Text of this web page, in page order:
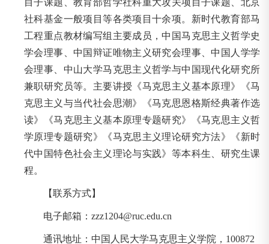
目子课题、教育部哲学社科重大攻关项目子课题、北京
社科基金一般项目等各类项目十余项。新时代教育部马
工程重点教材编写组主要成员，中国马克思主义哲学史
学会理事、中国辩证唯物主义研究会理事、中国人学学
会理事、中山大学马克思主义哲学与中国现代化研究所
兼职研究员等。主要讲授《马克思主义基本原理》《马
克思主义与当代社会思潮》《马克思恩格斯经典著作选
读》《马克思主义基本原理专题研究》《马克思主义哲
学原理专题研究》《马克思主义理论研究方法》《新时
代中国特色社会主义理论与实践》等本科生、研究生课
程。
【联系方式】
电子邮箱：zzz1204@ruc.edu.cn
通讯地址：中国人民大学马克思主义学院，100872